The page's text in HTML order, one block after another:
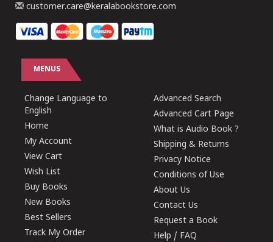
customer.care@keralabookstore.com
MENUS
Change Language to
English
Home
My Account
View Cart
Wish List
Buy Books
New Books
Best Sellers
Track My Order
Advanced Search
Advanced Cart Page
What is Audio Book ?
Shipping & Returns
Privacy Notice
Conditions of Use
About Us
Contact Us
Request a Book
Help / FAQ